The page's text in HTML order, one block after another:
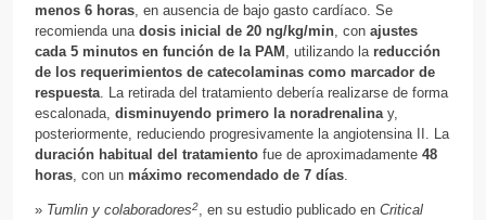
menos 6 horas, en ausencia de bajo gasto cardíaco. Se
recomienda una dosis inicial de 20 ng/kg/min, con ajustes
cada 5 minutos en función de la PAM , utilizando la reducción
de los requerimientos de catecolaminas como marcador de
respuesta. La retirada del tratamiento debería realizarse de forma
escalonada, disminuyendo primero la noradrenalinay,
posteriormente, reduciendo progresivamente la angiotensina II. La
duración habitual del tratamiento fue de aproximadamente 48
horas, con un máximo recomendado de 7 días.
» Tumlin y colaboradores2, en su estudio publicado en Critical